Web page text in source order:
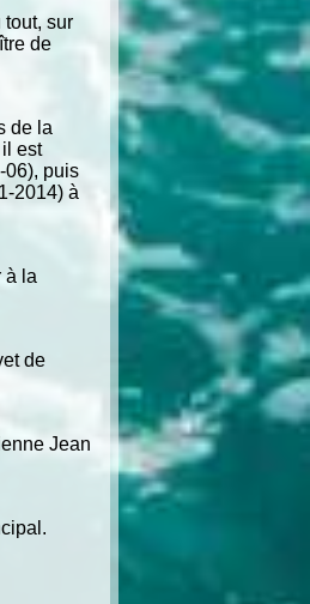
tout, sur
de
de la
est
06), puis
2014) à
à la
de
Jean